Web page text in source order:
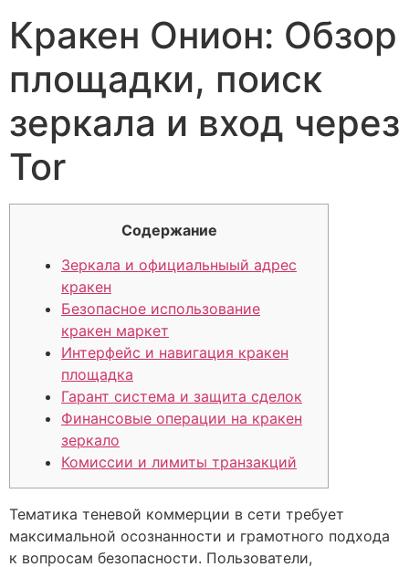
Кракен Онион: Обзор
площадки, поиск
зеркала и вход через
Tor
Содержание
Зеркала и официальныый адрес
кракен
Безопасное использование
кракен маркет
Интерфейс и навигация кракен
площадка
Гарант система и защита сделок
Финансовые операции на кракен
зеркало
Комиссии и лимиты транзакций
Тематика теневой коммерции в сети требует
максимальной осознанности и грамотного подхода
к вопросам безопасности. Пользователи,